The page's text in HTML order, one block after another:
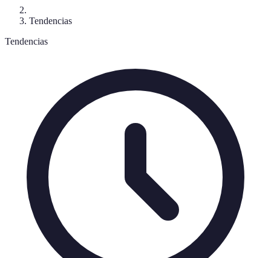
Tendencias
Tendencias